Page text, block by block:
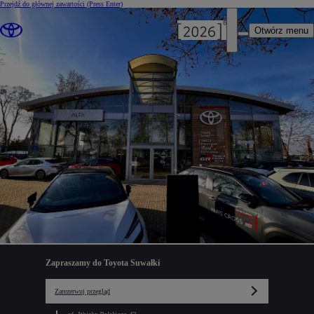
Przejdź do głównej zawartości (Press Enter)
Otwórz menu
Zapraszamy do Toyota Suwałki
Zarezerwuj przegląd